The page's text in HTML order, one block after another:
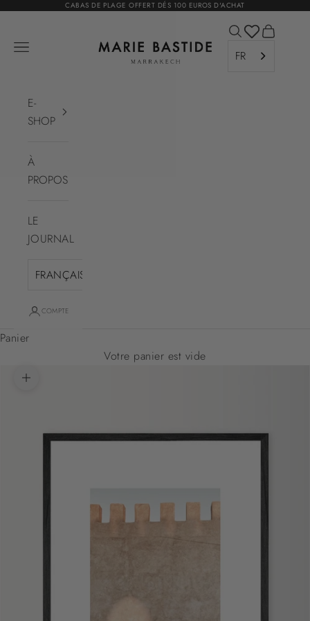
Passer au contenuCABAS DE PLAGE OFFERT DÉS 100 EUROS D'ACHAT
Marie Bastide Marrakech
Ouvrir la navigation
Ouvrir laVoir le
FR
E-
SHOP
À
PROPOS
LE
JOURNAL
FRANÇAIS
COMPTE
Panier
Votre panier est vide
Zoomer sur l'image